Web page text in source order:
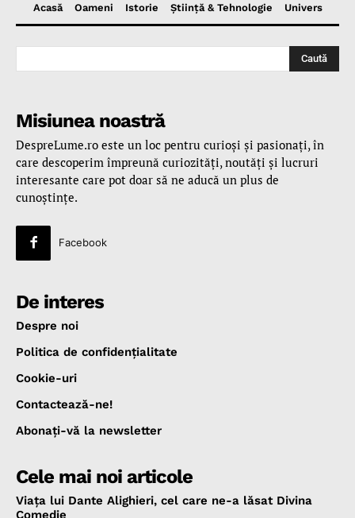
Acasă Oameni Istorie Ştiinţă & Tehnologie Univers
Caută
Misiunea noastră
DespreLume.ro este un loc pentru curioşi şi pasionaţi, în
care descoperim împreună curiozităţi, noutăţi şi lucruri
interesante care pot doar să ne aducă un plus de
cunoştinţe.
Facebook
De interes
Despre noi
Politica de confidenţialitate
Cookie-uri
Contactează-ne!
Abonaţi-vă la newsletter
Cele mai noi articole
Viața lui Dante Alighieri, cel care ne-a lăsat Divina
Comedie